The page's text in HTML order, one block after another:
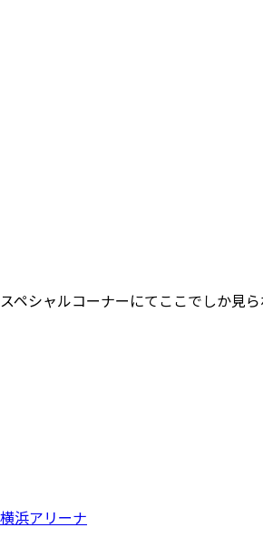
スペシャルコーナーにてここでしか見
横浜アリーナ